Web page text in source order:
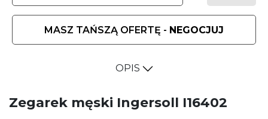
MASZ TAŃSZĄ OFERTĘ - NEGOCJUJ
OPIS
Zegarek męski Ingersoll I16402